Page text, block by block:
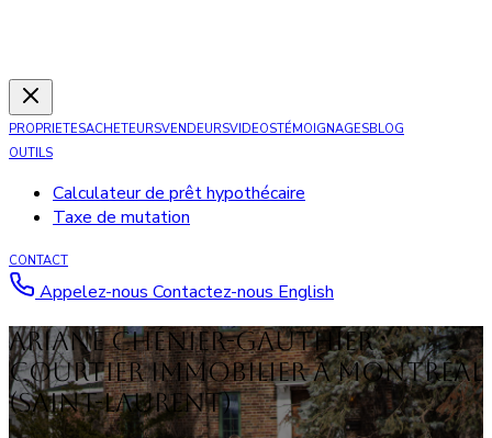
PROPRIETESACHETEURSVENDEURSVIDEOSTÉMOIGNAGESBLOG
OUTILS
Calculateur de prêt hypothécaire
Taxe de mutation
CONTACT
Appelez-nous Contactez-nous English
Ariane Chénier-Gauthier :
Courtier immobilier à Montréal
(Saint-Laurent)